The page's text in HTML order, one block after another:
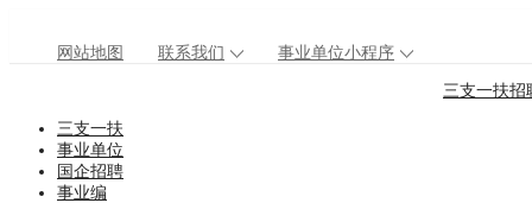
网站地图 联系我们
事业单位小程序
三支一扶招
三支一扶
事业单位
国企招聘
事业编